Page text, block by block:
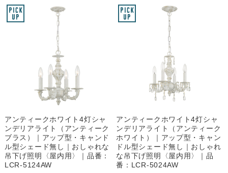
アンティークホワイト4灯シャ
ンデリアライト（アンティーク
ブラス）｜アップ型・キャンド
ル型シェード無し｜おしゃれな
吊下げ照明〈屋内用〉｜品番：
LCR-5124AW
アンティークホワイト4灯シャ
ンデリアライト（アンティーク
ホワイト）｜アップ型・キャン
ドル型シェード無し｜おしゃれ
な吊下げ照明〈屋内用〉｜品
番：LCR-5024AW